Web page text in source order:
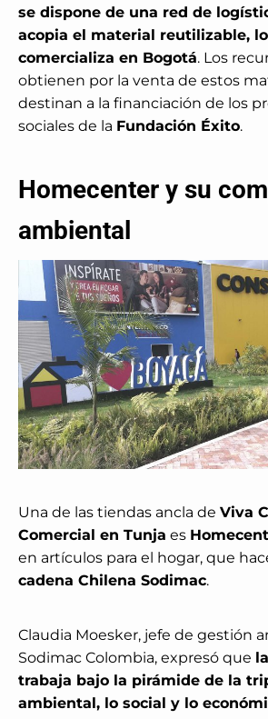
se dispone de una red de
acopia el material reutilizable,
comercializa en Bogotá. Los
obtienen por la venta de estos
destinan a la financiación de los
sociales de la Fundación Éxito.
Homecenter y su
ambiental
Una de las tiendas ancla de Viva
Comercial en Tunja es
en artículos para el hogar, que
cadena Chilena Sodimac.
Claudia Moesker, jefe de gestión
Sodimac Colombia, expresó que
trabaja bajo la pirámide de la
ambiental, lo social y lo